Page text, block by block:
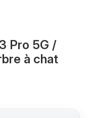
Pro 5G /
à chat